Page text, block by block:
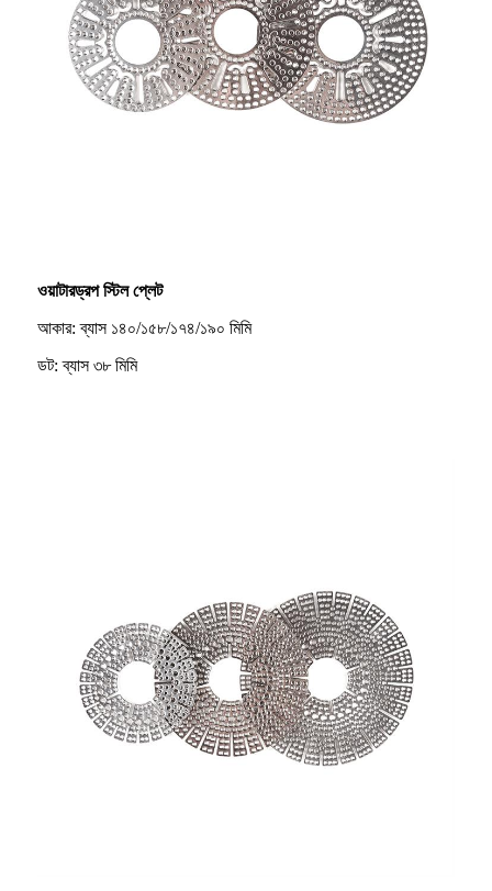
ওয়াটারড্রপ স্টিল প্লেট
আকার: ব্যাস ১৪০/১৫৮/১৭৪/১৯০ মিমি
ডট: ব্যাস ৩৮ মিমি